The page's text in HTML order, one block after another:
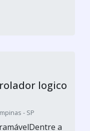
a
um de
são os
incremental